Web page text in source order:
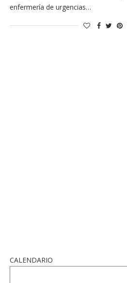
enfermería de urgencias…
CALENDARIO